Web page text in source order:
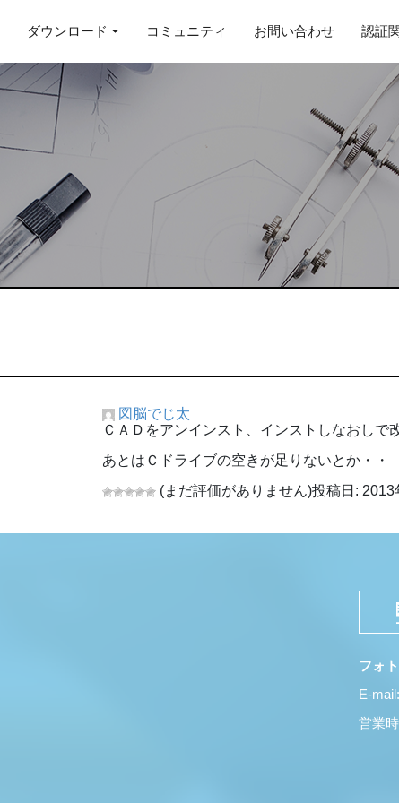
ダウンロード コミュニティ お問い合わせ 認証
図脳でじ太
ＣＡＤをアンインスト、インストしなおしで
あとはＣドライブの空きが足りないとか・・
(まだ評価がありません)投稿日: 2013
フォ
E-
営業